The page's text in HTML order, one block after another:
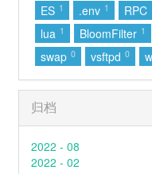
ES 1 .env 1 RPC
lua 1 BloomFilter 1
swap 0 vsftpd 0
归档
2022 - 08
2022 - 02